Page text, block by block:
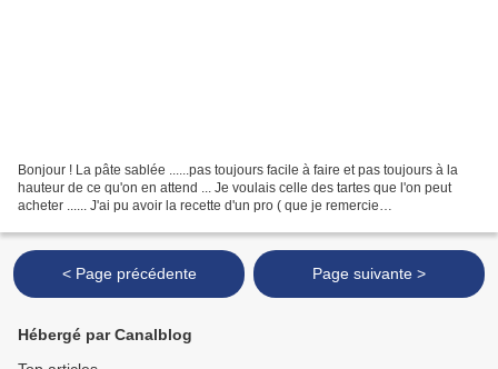
Bonjour ! La pâte sablée ......pas toujours facile à faire et pas toujours à la
hauteur de ce qu'on en attend ... Je voulais celle des tartes que l'on peut
acheter ...... J'ai pu avoir la recette d'un pro ( que je remercie
< Page précédente Page suivante >
Hébergé par Canalblog